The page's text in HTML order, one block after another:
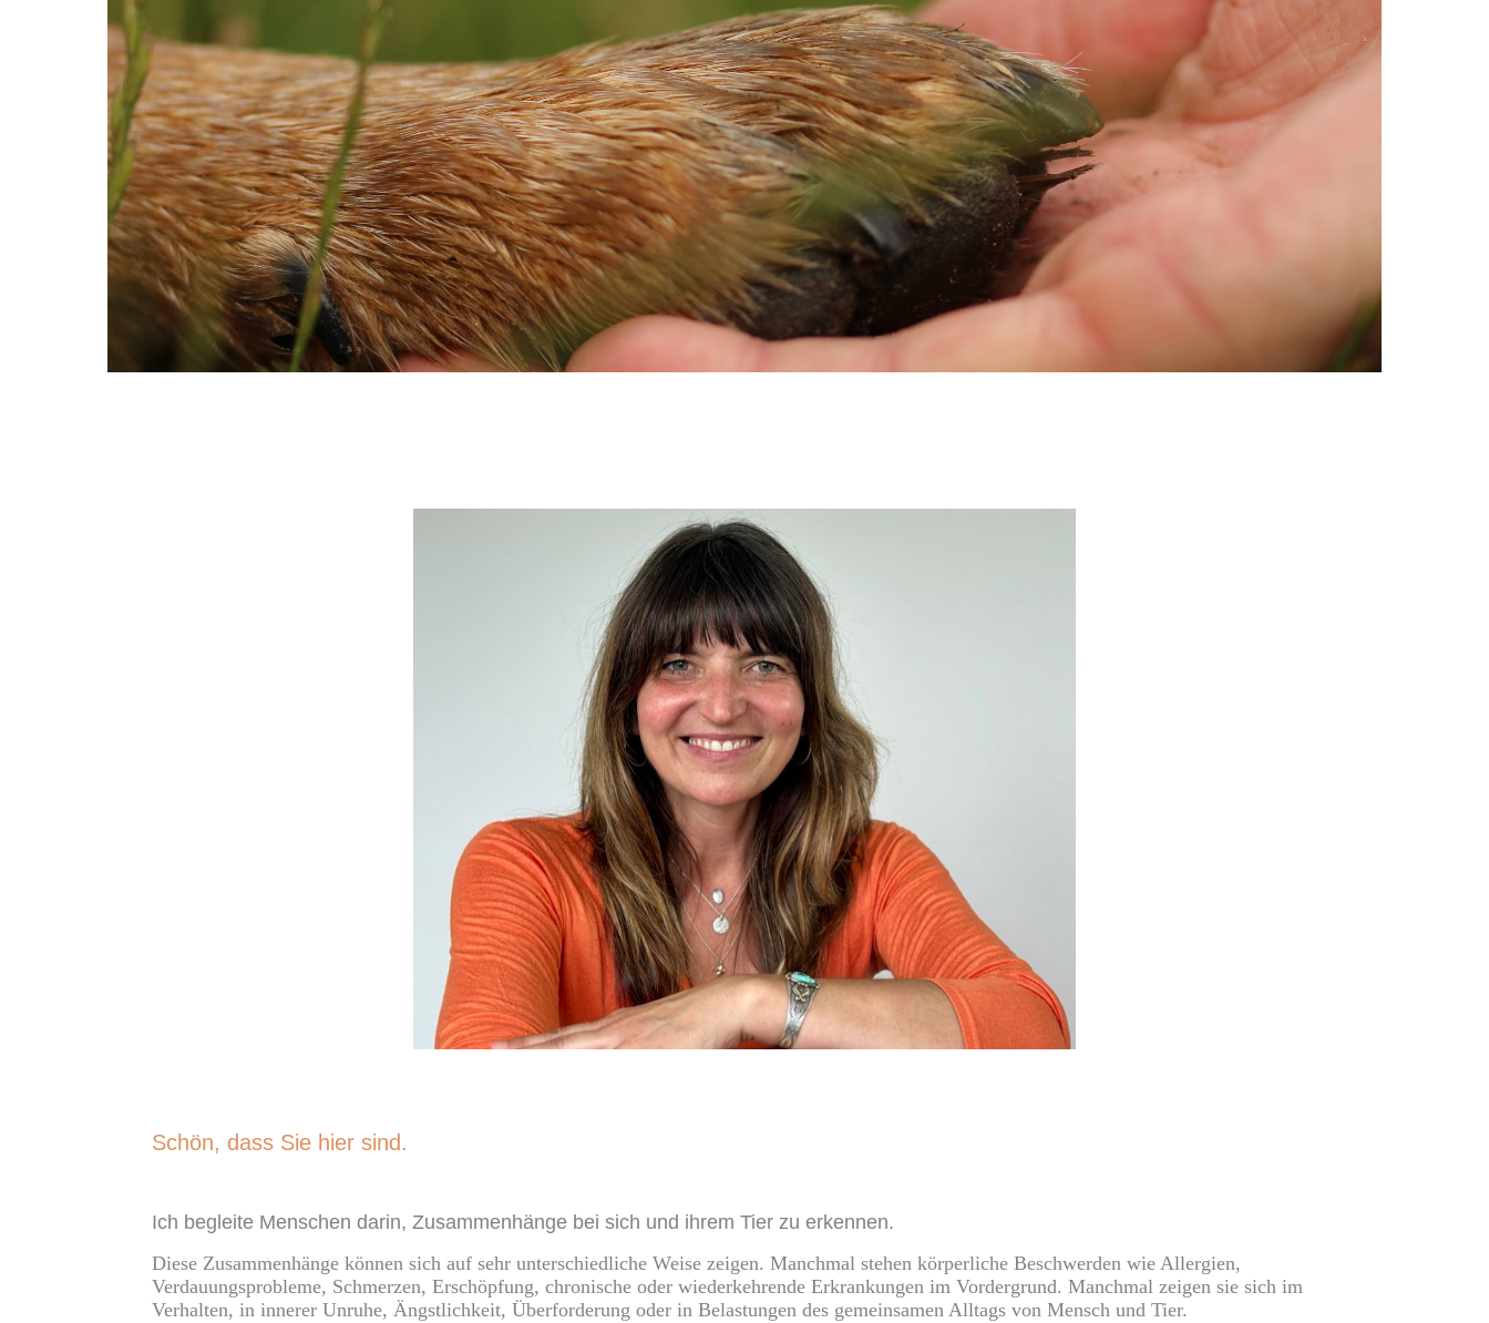
Schön, dass Sie hier sind.
Ich begleite Menschen darin, Zusammenhänge bei sich und ihrem Tier zu erkennen.
Diese Zusammenhänge können sich auf sehr unterschiedliche Weise zeigen. Manchmal stehen körperliche Beschwerden wie Allergien,
Verdauungsprobleme, Schmerzen, Erschöpfung, chronische oder wiederkehrende Erkrankungen im Vordergrund. Manchmal zeigen sie sich im
Verhalten, in innerer Unruhe, Ängstlichkeit, Überforderung oder in Belastungen des gemeinsamen Alltags von Mensch und Tier.